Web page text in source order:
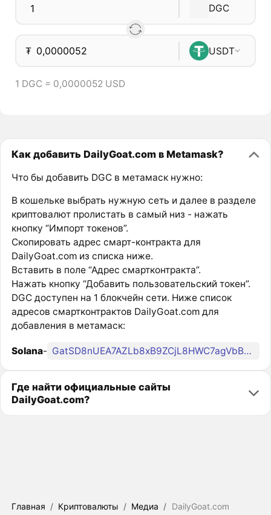
DGC
₮ USDT
1 DGC = 0,0000052 USD
Как добавить DailyGoat.com в Metamask?
Что бы добавить DGC в метамаск нужно:
В кошельке выбрать нужную сеть и далее в разделе
криптовалют пролистать в самый низ - нажать
кнопку “Импорт токенов”.
Скопировать адрес смарт-контракта для
DailyGoat.com из списка ниже.
Вставить в поле “Адрес смартконтракта”.
Нажать кнопку “Добавить пользовательский токен”.
DGC доступен на 1 блокчейн сети. Ниже список
адресов смартконтрактов DailyGoat.com для
добавления в метамаск:
Solana- GatSD8nUEA7AZLb8xB9ZCjL8HWC7agVbBYQZv3pTpump
Где найти официальные сайты
DailyGoat.com?
Главная / Криптовалюты / Медиа / DailyGoat.com